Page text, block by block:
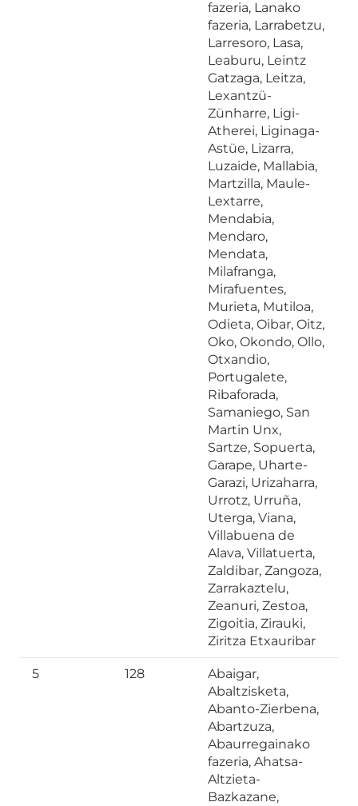
fazeria, Lanako
fazeria, Larrabetzu,
Larresoro, Lasa,
Leaburu, Leintz
Gatzaga, Leitza,
Lexantzü-
Zünharre, Ligi-
Atherei, Liginaga-
Astüe, Lizarra,
Luzaide, Mallabia,
Martzilla, Maule-
Lextarre,
Mendabia,
Mendaro,
Mendata,
Milafranga,
Mirafuentes,
Murieta, Mutiloa,
Odieta, Oibar, Oitz,
Oko, Okondo, Ollo,
Otxandio,
Portugalete,
Ribaforada,
Samaniego, San
Martin Unx,
Sartze, Sopuerta,
Garape, Uharte-
Garazi, Urizaharra,
Urrotz, Urruña,
Uterga, Viana,
Villabuena de
Alava, Villatuerta,
Zaldibar, Zangoza,
Zarrakaztelu,
Zeanuri, Zestoa,
Zigoitia, Zirauki,
Ziritza Etxauribar
5 128
Abaigar,
Abaltzisketa,
Abanto-Zierbena,
Abartzuza,
Abaurregainako
fazeria, Ahatsa-
Altzieta-
Bazkazane,